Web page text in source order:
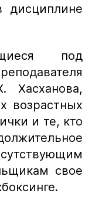
под
возрастных
и те, кто
свое